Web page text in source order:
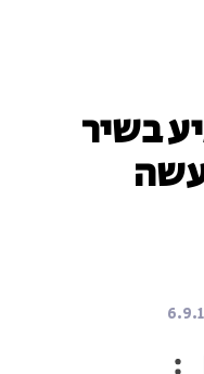
בשיר